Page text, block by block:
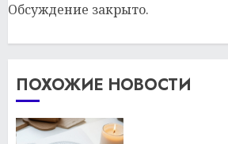
Обсуждение закрыто.
ПОХОЖИЕ НОВОСТИ